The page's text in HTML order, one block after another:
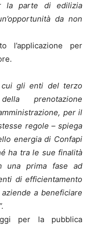
la parte di edilizia
da non
l’applicazione per
cui gli enti del terzo
prenotazione
per il
regole – spiega
energia di Confapi
ha tra le sue finalità
una prima fase ad
di efficientamento
a beneficiare
per la pubblica